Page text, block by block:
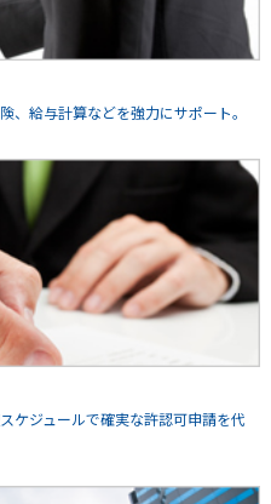
、給与計算などを強力にサポート。
ケジュールで確実な許認可申請を代